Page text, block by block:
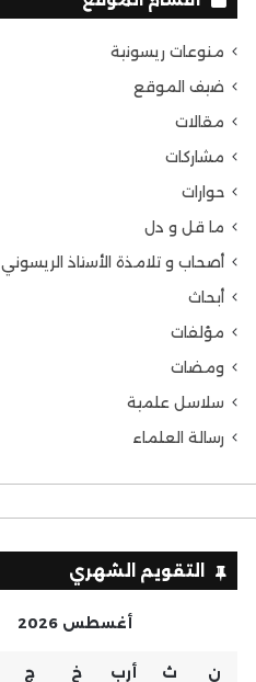
منوعات ريسونية
ضيف الموقع
مقالات
مشاركات
حوارات
ما قل و دل
أصحاب و تلامذة الأستاذ الريسوني
أبحاث
مؤلفات
ومضات
سلاسل علمية
رسالة العلماء
التقويم الشهري
أغسطس 2026
ن ث أرب خ ج